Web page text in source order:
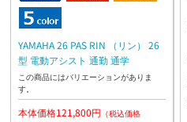
YAMAHA 26 PAS RIN （リン） 26
型 電動アシスト 通勤 通学
この商品にはバリエーションがありま
す。
本体価格121,800円 （税込価格